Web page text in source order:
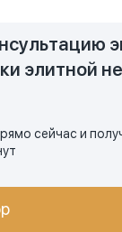
элитной
сейчас и